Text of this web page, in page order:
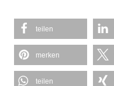
teilen
merken
teilen